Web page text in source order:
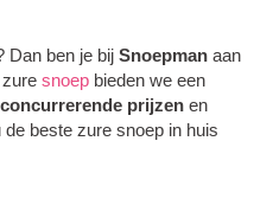
Dan ben je bij Snoepman aan
snoep bieden we een
concurrerende prijzen en
beste zure snoep in huis